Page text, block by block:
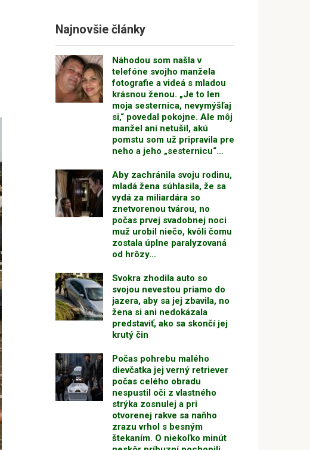
Najnovšie články
Náhodou som našla v
telefóne svojho manžela
fotografie a videá s mladou
krásnou ženou. „Je to len
moja sesternica, nevymýšľaj
si,“ povedal pokojne. Ale môj
manžel ani netušil, akú
pomstu som už pripravila pre
neho a jeho „sesternicu“…
Aby zachránila svoju rodinu,
mladá žena súhlasila, že sa
vydá za miliardára so
znetvorenou tvárou, no
počas prvej svadobnej noci
muž urobil niečo, kvôli čomu
zostala úplne paralyzovaná
od hrôzy…
Svokra zhodila auto so
svojou nevestou priamo do
jazera, aby sa jej zbavila, no
žena si ani nedokázala
predstaviť, ako sa skončí jej
krutý čin
Počas pohrebu malého
dievčatka jej verný retriever
počas celého obradu
nespustil oči z vlastného
strýka zosnulej a pri
otvorenej rakve sa naňho
zrazu vrhol s besným
štekaním. O niekoľko minút